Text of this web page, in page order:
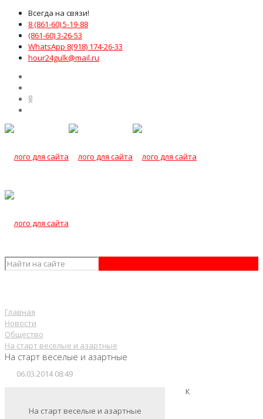
Всегда на связи!
8 (861-60) 5-19-88
(861-60) 3-26-53
WhatsApp 8(918) 174-26-33
hour24gulk@mail.ru
Главная
Новости
Общество
На старт веселые и азартные
На старт веселые и азартные
06.03.2014 08:49
На старт веселые и азартные
К